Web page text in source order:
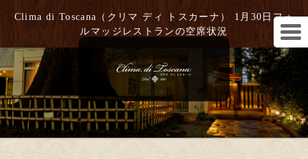
Clima di Toscana（クリマ ディ トスカーナ） 1月30日フォ
ルマッジレストランの空席状況